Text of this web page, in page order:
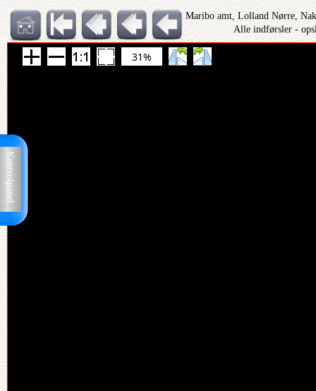
Kontrolpanel
Maribo amt, Lolland Nørre,
Alle indførsler -
31%